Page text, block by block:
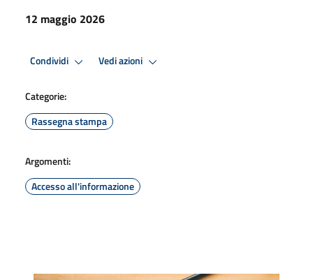
12 maggio 2026
Condividi Vedi azioni
Categorie:
Rassegna stampa
Argomenti:
Accesso all'informazione